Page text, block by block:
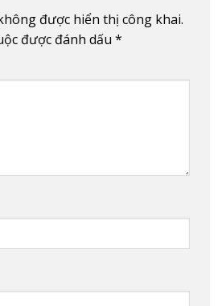
được hiển thị công khai.
được đánh dấu *